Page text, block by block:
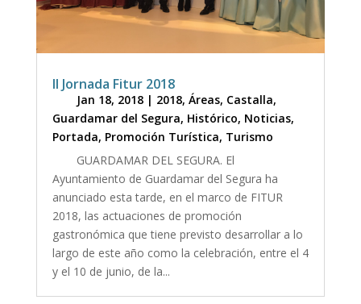
II Jornada Fitur 2018
Jan 18, 2018| 2018, Áreas, Castalla,
Guardamar del Segura, Histórico, Noticias,
Portada, Promoción Turística, Turismo
GUARDAMAR DEL SEGURA. El
Ayuntamiento de Guardamar del Segura ha
anunciado esta tarde, en el marco de FITUR
2018, las actuaciones de promoción
gastronómica que tiene previsto desarrollar a lo
largo de este año como la celebración, entre el 4
y el 10 de junio, de la...